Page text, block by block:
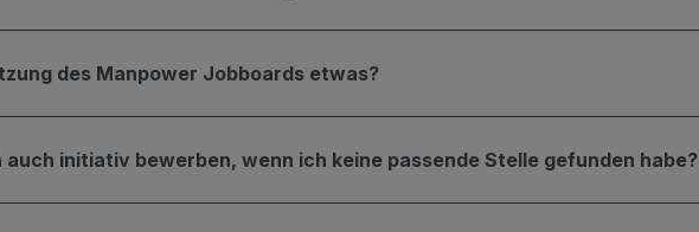
des Manpower Jobboards etwas?
auch initiativ bewerben, wenn ich keine passende Stelle gefunden habe?